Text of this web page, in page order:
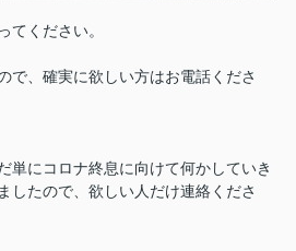
てください。
で、確実に欲しい方はお電話くださ
単にコロナ終息に向けて何かしていき
したので、欲しい人だけ連絡くださ